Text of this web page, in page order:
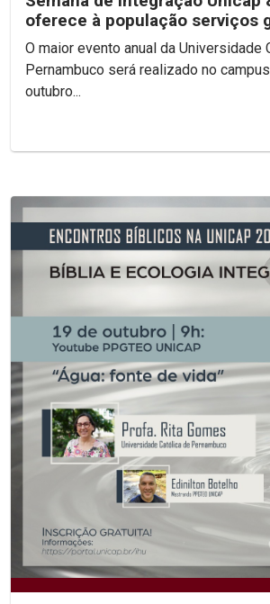
oferece à população serviços
áreas de Saúde...
O maior evento anual da Universidade
Pernambuco será realizado no
outubro...